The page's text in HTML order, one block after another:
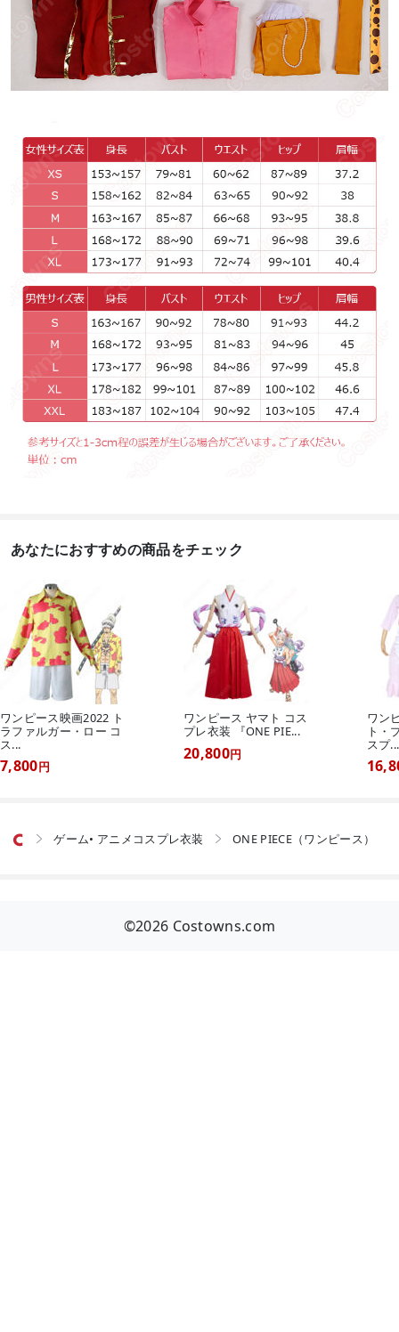
あなたにおすすめの商品をチェック
ワンピース映画2022 ト
ラファルガー・ロー コ
ス...
7,800円
ワンピース ヤマト コス
プレ衣装 『ONE PIE...
20,800円
ワン
ト・
スプ...
 ゲーム• アニメコスプレ衣装  ONE PIECE（ワンピース）
©2026 Costowns.com